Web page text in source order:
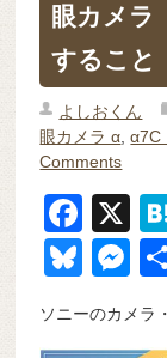
眼カメラ
すること
よしおくん
眼カメラ α ,α7C
Comments
F
a
c
e
X
Bl
e
M
ss
ソニーのカメラ